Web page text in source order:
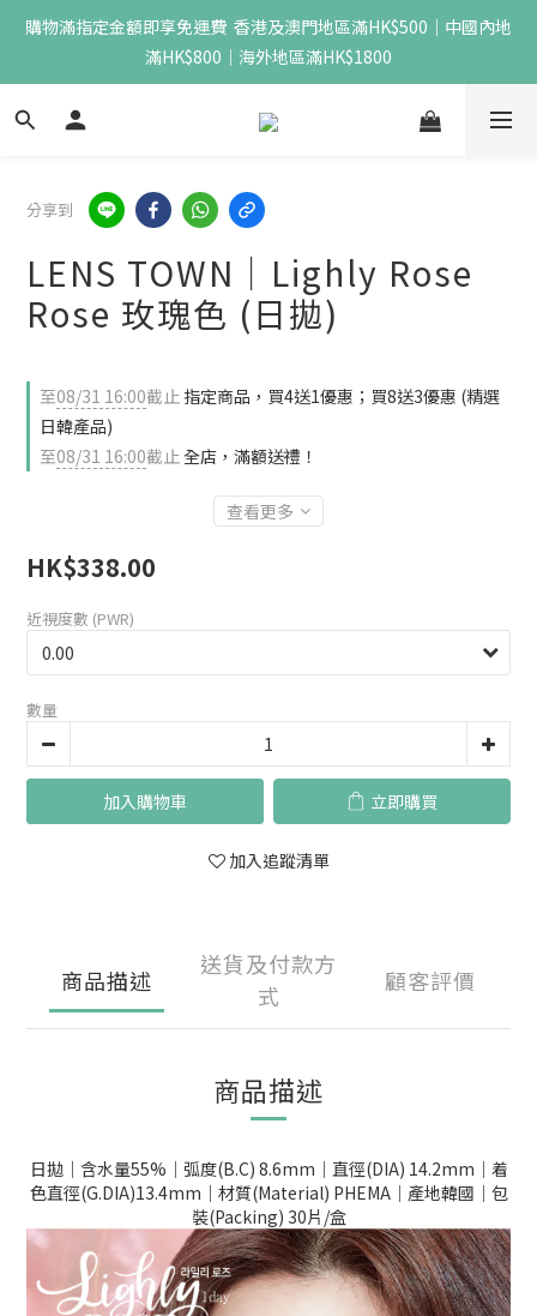
購物滿指定金額即享免運費  香港及澳門地區滿HK$500｜中國內地
滿HK$800｜海外地區滿HK$1800
分享到
LENS TOWN｜Lighly Rose
Rose 玫瑰色 (日拋)
至08/31 16:00截止 指定商品，買4送1優惠；買8送3優惠 (精選
日韓產品)
至08/31 16:00截止全店，滿額送禮！
查看更多
HK$338.00
近視度數 (PWR)
數量
加入購物車 立即購買
加入追蹤清單
商品描述
送貨及付款方
式
顧客評價
商品描述
日拋｜含水量55%｜弧度(B.C) 8.6mm｜直徑(DIA) 14.2mm｜着
色直徑(G.DIA)13.4mm｜材質(Material) PHEMA｜產地韓國｜包
裝(Packing) 30片/盒